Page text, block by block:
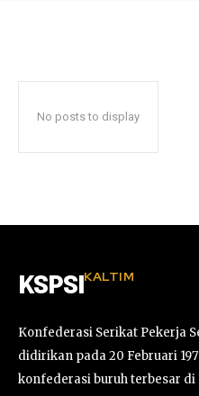
No posts to display
KSPSI KALTIM
Konfederasi Serikat Pekerja
didirikan pada 20 Februari
konfederasi buruh terbesar di